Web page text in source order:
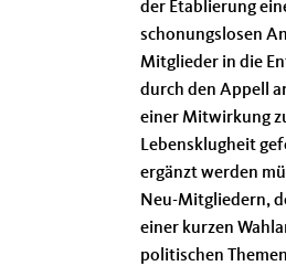
der Etablierung
schonungslosen
Mitglieder in die
durch den Appell
einer Mitwirkung
Lebensklugheit
ergänzt werden
Neu-Mitgliedern,
einer kurzen
politischen